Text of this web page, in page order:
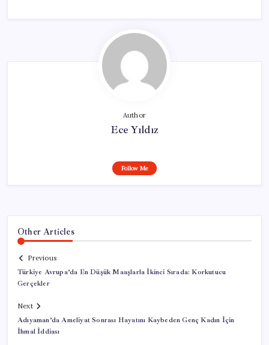
Author
Ece Yıldız
Follow Me
Other Articles
Previous
Türkiye Avrupa’da En Düşük Maaşlarla İkinci Sırada: Korkutucu
Gerçekler
Next
Adıyaman’da Ameliyat Sonrası Hayatını Kaybeden Genç Kadın İçin
İhmal İddiası